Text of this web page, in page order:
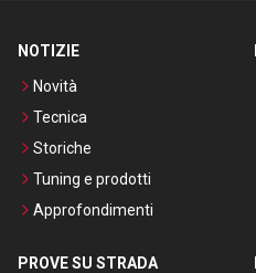
NOTIZIE
Novità
Tecnica
Storiche
Tuning e prodotti
Approfondimenti
PROVE SU STRADA